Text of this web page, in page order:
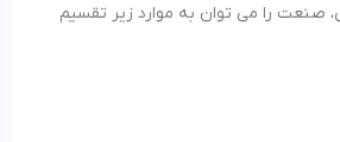
صنعت را می توان به موارد زیر تقسیم